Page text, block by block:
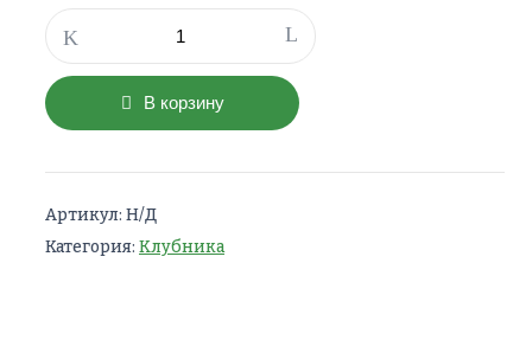
товара
Клубника
Вима
Рина
В корзину
Артикул: Н/Д
Категория: Клубника